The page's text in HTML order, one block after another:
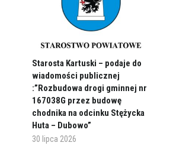
Starosta Kartuski – podaje do
wiadomości publicznej
:”Rozbudowa drogi gminnej nr
167038G przez budowę
chodnika na odcinku Stężycka
Huta – Dubowo”
30 lipca 2026